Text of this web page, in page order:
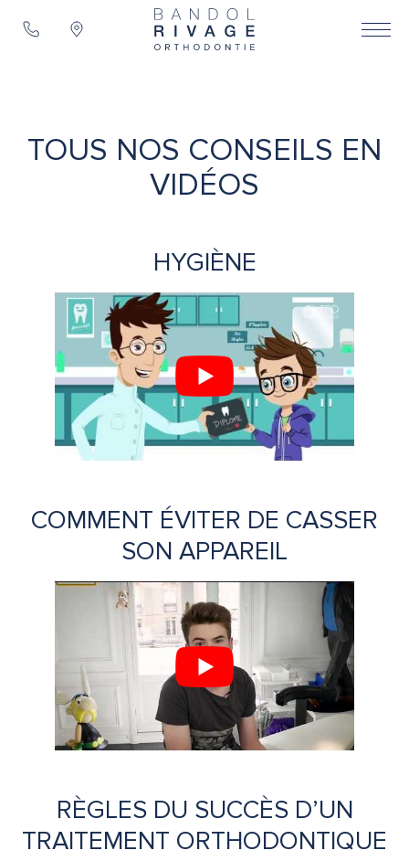
TOUS NOS CONSEILS EN
VIDÉOS
HYGIÈNE
COMMENT ÉVITER DE CASSER
SON APPAREIL
RÈGLES DU SUCCÈS D’UN
TRAITEMENT ORTHODONTIQUE